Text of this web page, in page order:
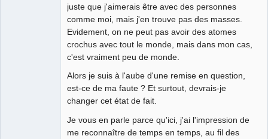
juste que j'aimerais être avec des personnes
comme moi, mais j'en trouve pas des masses.
Evidement, on ne peut pas avoir des atomes
crochus avec tout le monde, mais dans mon cas,
c'est vraiment peu de monde.
Alors je suis à l'aube d'une remise en question,
est-ce de ma faute ? Et surtout, devrais-je
changer cet état de fait.
Je vous en parle parce qu'ici, j'ai l'impression de
me reconnaître de temps en temps, au fil des